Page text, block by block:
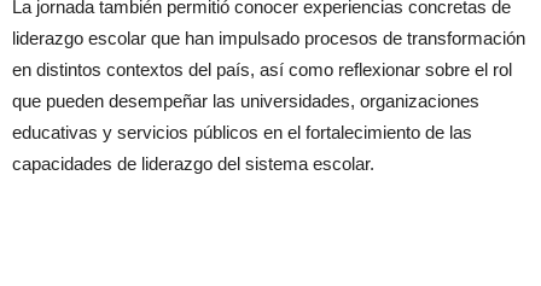
La jornada también permitió conocer experiencias concretas de
liderazgo escolar que han impulsado procesos de transformación
en distintos contextos del país, así como reflexionar sobre el rol
que pueden desempeñar las universidades, organizaciones
educativas y servicios públicos en el fortalecimiento de las
capacidades de liderazgo del sistema escolar.